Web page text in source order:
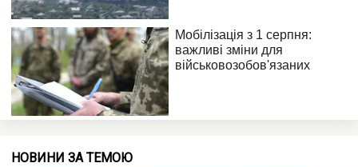
НОВИНИ ЗА ТЕМОЮ